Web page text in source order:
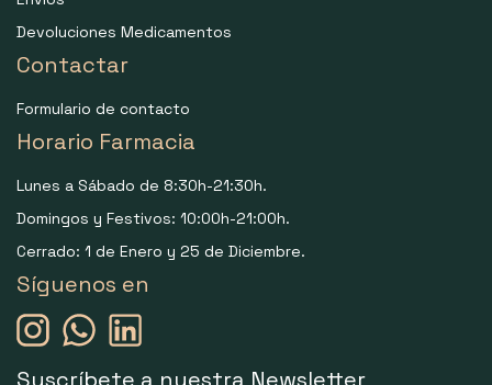
Devoluciones Medicamentos
Contactar
Formulario de contacto
Horario Farmacia
Lunes a Sábado de 8:30h-21:30h.
Domingos y Festivos: 10:00h-21:00h.
Cerrado: 1 de Enero y 25 de Diciembre.
Síguenos en
Suscríbete a nuestra Newsletter